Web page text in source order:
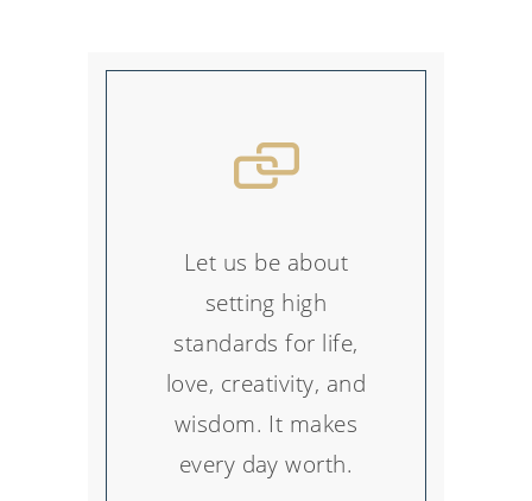
Let us be about
setting high
standards for life,
love, creativity, and
wisdom. It makes
every day worth.